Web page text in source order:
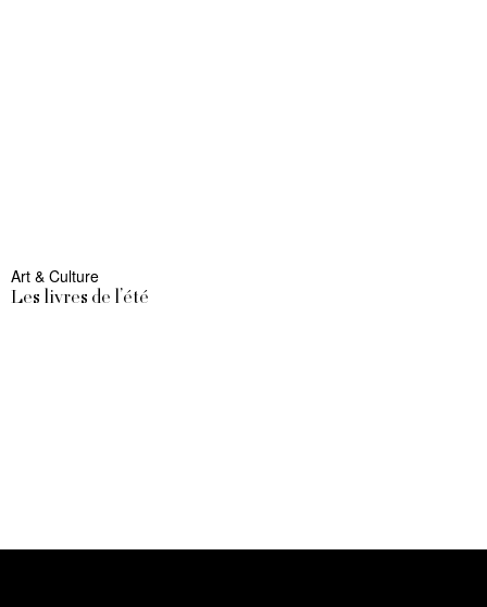
Art & Culture
Les livres de l’été